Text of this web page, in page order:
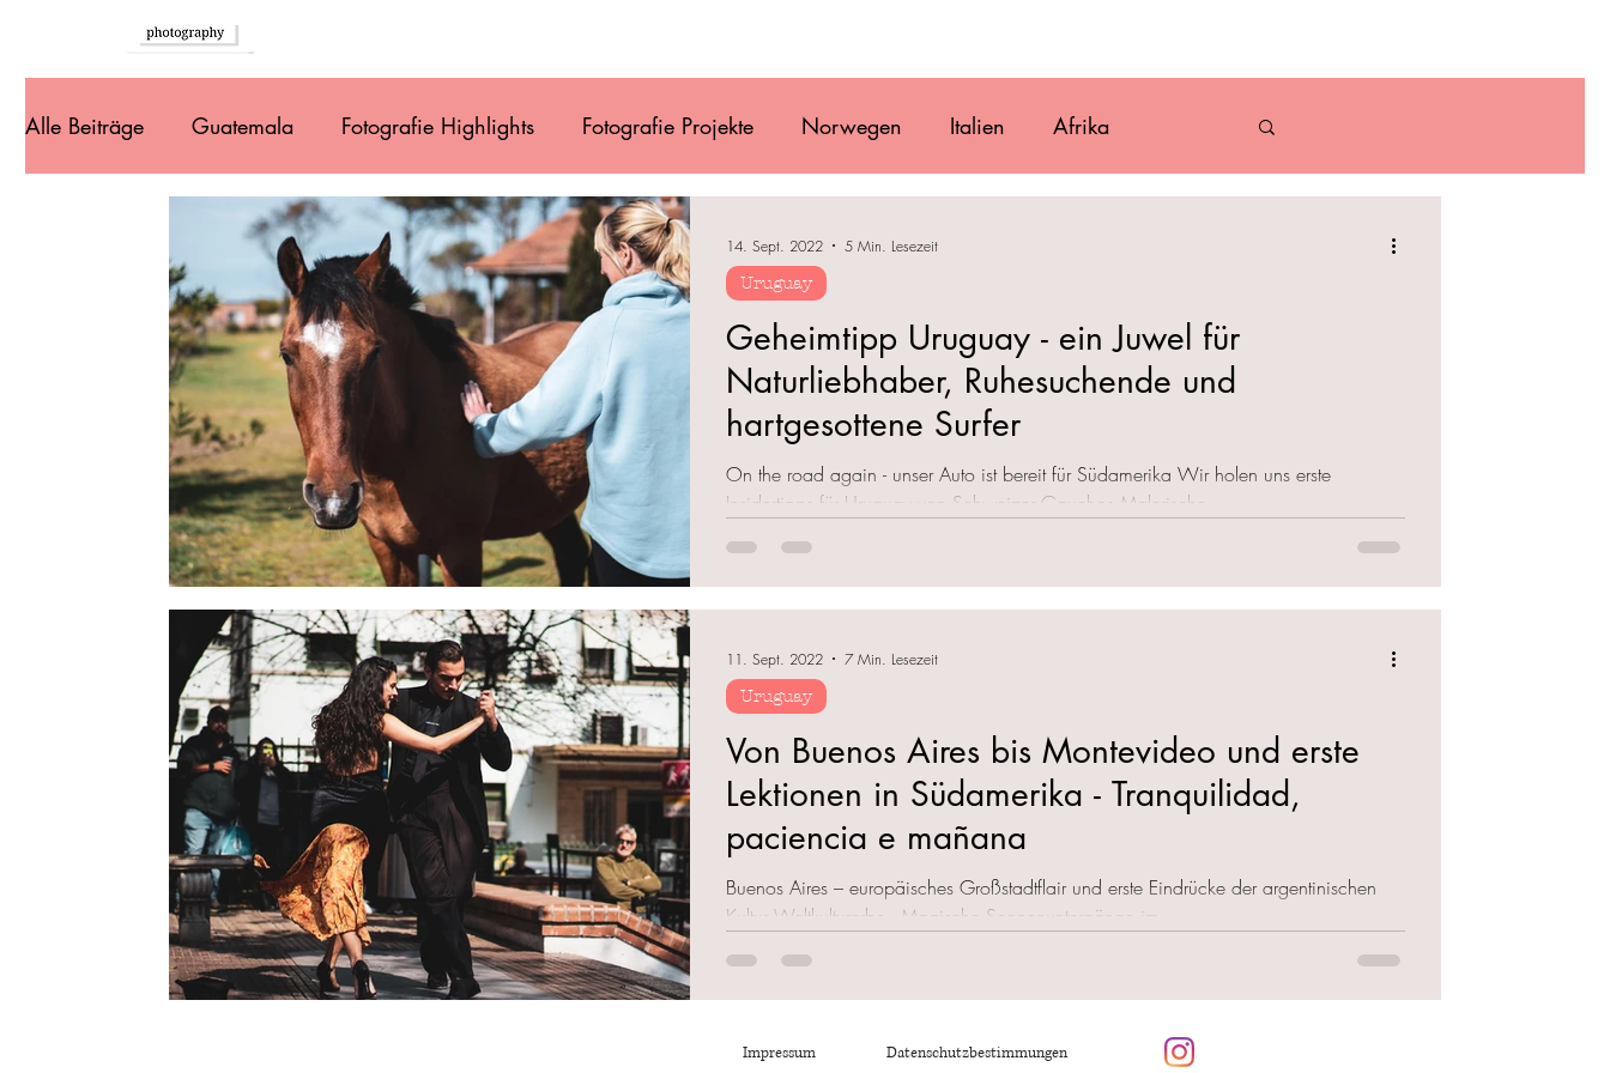
Alle Beiträge Guatemala Fotografie Highlights Fotografie Projekte Norwegen Italien Afrika
Brasilien Argentinien Uruguay Antarktis
Peru Ecuador Kolumbien Osteuropa Costa Rica Mexiko
Geheimtipp Uruguay - ein Juwel für
Naturliebhaber, Ruhesuchende und
hartgesottene Surfer
On the road again - unser Auto ist bereit für Südamerika Wir holen uns erste
Insidertipps für Uruguay von Schweizer Gauchos Malerische...
Uruguay
14. Sept. 2022 5 Min. Lesezeit
Von Buenos Aires bis Montevideo und erste
Lektionen in Südamerika - Tranquilidad,
paciencia e mañana
Buenos Aires – europäisches Großstadtflair und erste Eindrücke der argentinischen
Kultur Weltkulturerbe - Magische Sonnenuntergänge im...
Uruguay
11. Sept. 2022 7 Min. Lesezeit
Impressum Datenschutzbestimmungen